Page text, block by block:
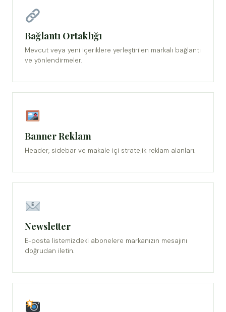
Bağlantı Ortaklığı
Mevcut veya yeni içeriklere yerleştirilen markalı bağlantı
ve yönlendirmeler.
Banner Reklam
Header, sidebar ve makale içi stratejik reklam alanları.
Newsletter
E-posta listemizdeki abonelere markanızın mesajını
doğrudan iletin.